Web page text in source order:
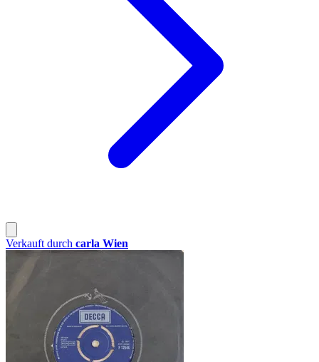
Verkauft durch carla Wien